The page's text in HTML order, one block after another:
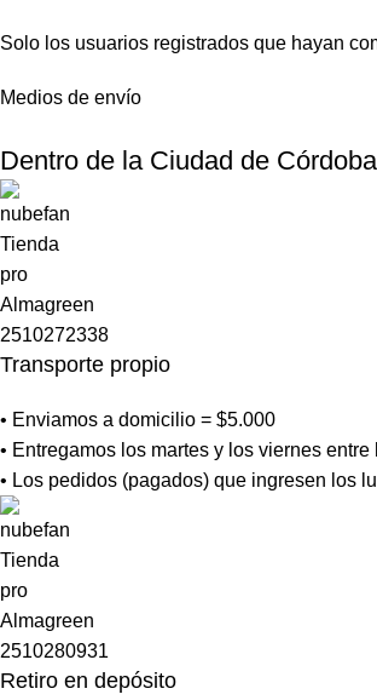
Solo los usuarios registrados que hayan
Medios de envío
Dentro de la Ciudad de Córdoba
Transporte propio
• Enviamos a domicilio = $5.000
• Entregamos los martes y los viernes entre
• Los pedidos (pagados) que ingresen los
Retiro en depósito